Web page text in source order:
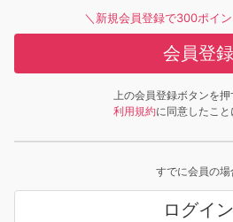
＼新規会員登録で300ポイ
会員登録
上の会員登録ボタンを押
利用規約に同意したこ
すでに会員の場
ログイン